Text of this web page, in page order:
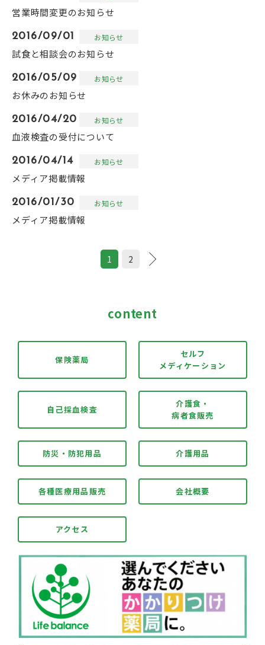
営業時間変更のお知らせ
2016/09/01 お知らせ
試食と相談会のお知らせ
2016/05/09 お知らせ
お休みのお知らせ
2016/04/20 お知らせ
血液検査の受付について
2016/04/14 お知らせ
メディア掲載情報
2016/01/30 お知らせ
メディア掲載情報
1 2
content
保険薬局
セルフ
メディケーション
自己採血検査
介護食・
病者食販売
防災・防犯用品 介護用品
各種医療用品販売 会社概要
アクセス